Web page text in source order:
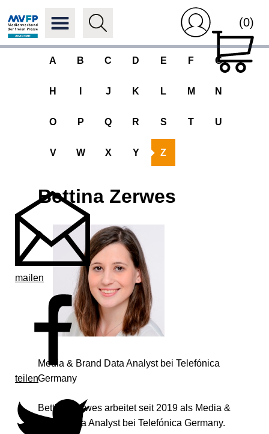
(0)
A B C D E F G
H J K L M N
O P Q R S T U
V W X Y Z
mailen
teilen
Bettina Zerwes
Media & Brand Data Analyst bei Telefónica
Germany
Bettina Zerwes arbeitet seit 2019 als Media &
Brand Data Analyst bei Telefónica Germany.